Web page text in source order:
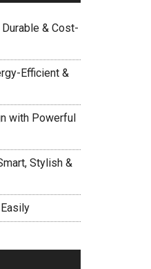
& Cost-
Efficient &
with Powerful
Stylish &